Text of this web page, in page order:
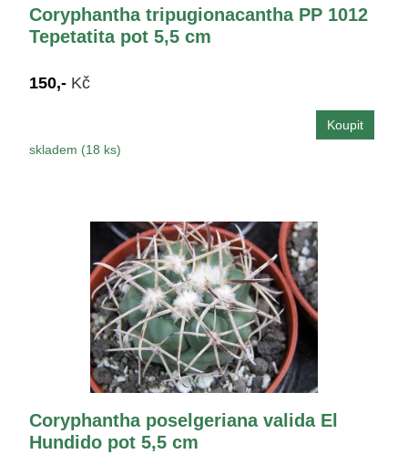
Coryphantha tripugionacantha PP 1012
Tepetatita pot 5,5 cm
150,- Kč
skladem (18 ks)
Coryphantha poselgeriana valida El
Hundido pot 5,5 cm